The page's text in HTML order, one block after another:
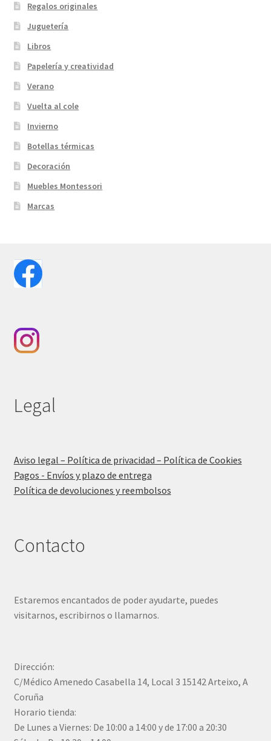
Regalos originales
Juguetería
Libros
Papelería y creatividad
Verano
Vuelta al cole
Invierno
Botellas térmicas
Decoración
Muebles Montessori
Marcas
Legal
Aviso legal – Política de privacidad – Política de Cookies
Pagos - Envíos y plazo de entrega
Política de devoluciones y reembolsos
Contacto
Estaremos encantados de poder ayudarte, puedes
visitarnos, escribirnos o llamarnos.
Dirección:
C/Médico Amenedo Casabella 14, Local 3 15142 Arteixo, A
Coruña
Horario tienda:
De Lunes a Viernes: De 10:00 a 14:00 y de 17:00 a 20:30